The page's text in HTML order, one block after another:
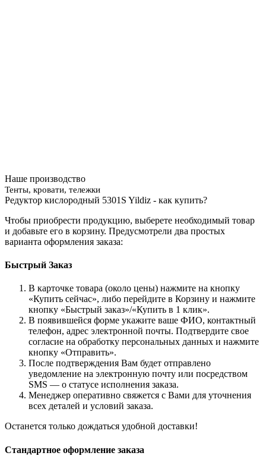
Наше производство
Тенты, кровати, тележки
Редуктор кислородный 5301S Yildiz - как купить?
Чтобы приобрести продукцию, выберете необходимый товар
и добавьте его в корзину. Предусмотрели два простых
варианта оформления заказа:
Быстрый Заказ
В карточке товара (около цены) нажмите на кнопку
«Купить сейчас», либо перейдите в Корзину и нажмите
кнопку «Быстрый заказ»/«Купить в 1 клик».
В появившейся форме укажите ваше ФИО, контактный
телефон, адрес электронной почты. Подтвердите свое
согласие на обработку персональных данных и нажмите
кнопку «Отправить».
После подтверждения Вам будет отправлено
уведомление на электронную почту или посредством
SMS — о статусе исполнения заказа.
Менеджер оперативно свяжется с Вами для уточнения
всех деталей и условий заказа.
Останется только дождаться удобной доставки!
Стандартное оформление заказа